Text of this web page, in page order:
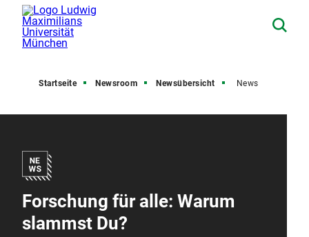
Startseite Newsroom Newsübersicht News
Forschung für alle: Warum
slammst Du?